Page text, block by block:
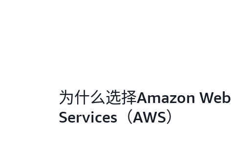
为什么选择Amazon Web
Services（AWS）